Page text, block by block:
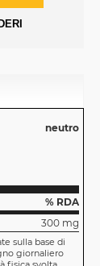
neutro
% RDA
300 mg
sulla base di
giornaliero